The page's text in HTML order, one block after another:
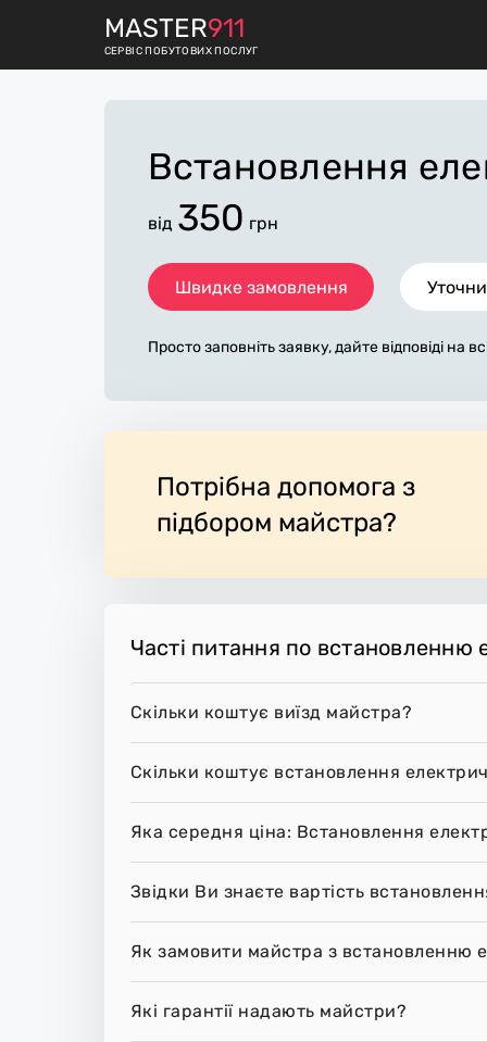
MASTER911
СЕРВІС ПОБУТОВИХ ПОСЛУГ
Встановлення
від 350 грн
Швидке замовлення
Просто заповніть заявку, дайте відповіді на
жині, яка в основному не зміниться після
атеріали. Виконавці стежать за чистотою та
боче місце.
Потрібна допомога з
підбором майстра?
Часті питання по встановленню
Скільки коштує виїзд майстра?
Скільки коштує встановлення
Яка середня ціна: Встановлення
Звідки Ви знаєте вартість
Як замовити майстра з встановленню
Які гарантії надають майстри?